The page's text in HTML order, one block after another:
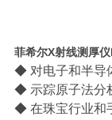
菲希尔X射线测厚
◆ 对电子和半导
◆ 示踪原子法分
◆ 在珠宝行业和